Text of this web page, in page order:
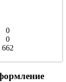
0
0
662